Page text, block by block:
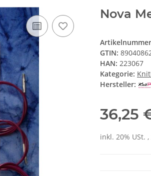
Nova
GTIN:
HAN: 223067
Kategorie:
Hersteller:
36,25
inkl. 20% USt. ,